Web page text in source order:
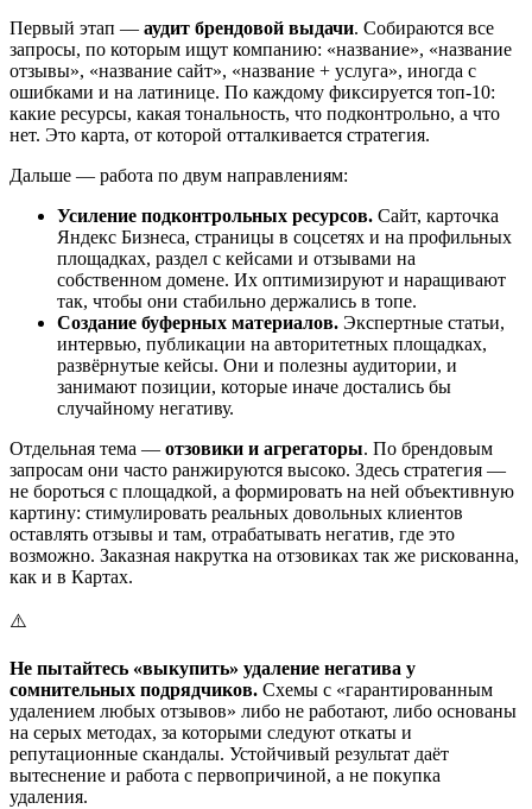
Первый этап — аудит брендовой выдачи. Собираются все
запросы, по которым ищут компанию: «название», «название
отзывы», «название сайт», «название + услуга», иногда с
ошибками и на латинице. По каждому фиксируется топ-10:
какие ресурсы, какая тональность, что подконтрольно, а что
нет. Это карта, от которой отталкивается стратегия.
Дальше — работа по двум направлениям:
Усиление подконтрольных ресурсов. Сайт, карточка
Яндекс Бизнеса, страницы в соцсетях и на профильных
площадках, раздел с кейсами и отзывами на
собственном домене. Их оптимизируют и наращивают
так, чтобы они стабильно держались в топе.
Создание буферных материалов. Экспертные статьи,
интервью, публикации на авторитетных площадках,
развёрнутые кейсы. Они и полезны аудитории, и
занимают позиции, которые иначе достались бы
случайному негативу.
Отдельная тема — отзовики и агрегаторы. По брендовым
запросам они часто ранжируются высоко. Здесь стратегия —
не бороться с площадкой, а формировать на ней объективную
картину: стимулировать реальных довольных клиентов
оставлять отзывы и там, отрабатывать негатив, где это
возможно. Заказная накрутка на отзовиках так же рискованна,
как и в Картах.
⚠️
Не пытайтесь «выкупить» удаление негатива у
сомнительных подрядчиков. Схемы с «гарантированным
удалением любых отзывов» либо не работают, либо основаны
на серых методах, за которыми следуют откаты и
репутационные скандалы. Устойчивый результат даёт
вытеснение и работа с первопричиной, а не покупка
удаления.